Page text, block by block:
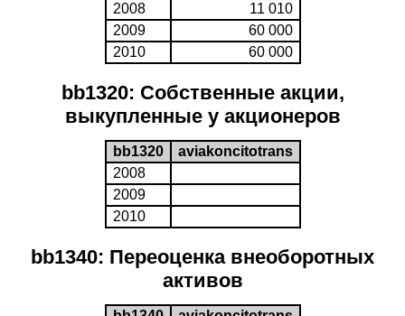
2008
11 010
2009
60 000
2010
60 000
bb1320: Собственные акции,
выкупленные у акционеров
bb1320
aviakoncitotrans
2008
2009
2010
bb1340: Переоценка внеоборотных
активов